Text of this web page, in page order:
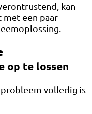
kan
met een paar
op te lossen
volledig is